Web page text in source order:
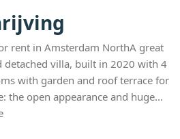
rent in Amsterdam NorthA great
villa, built in 2020 with 4
with garden and roof terrace for
the open appearance and huge...